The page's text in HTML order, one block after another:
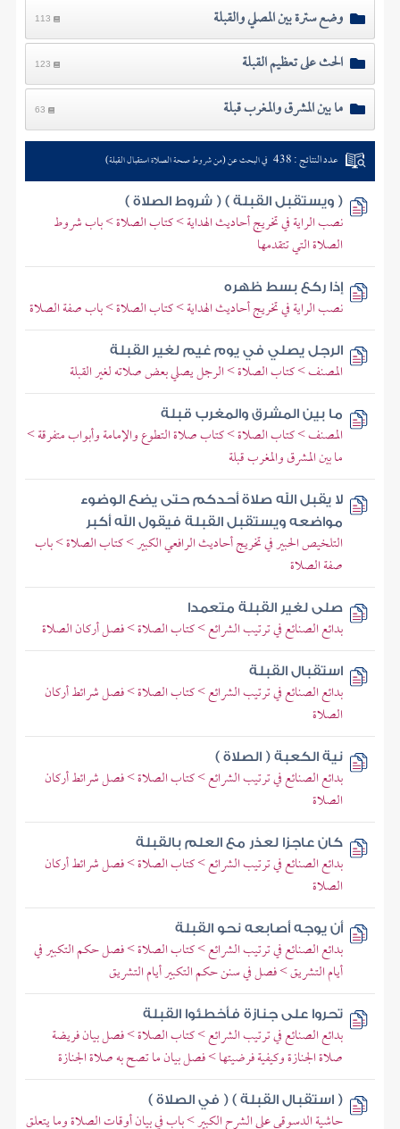
وضع سترة بين المصلي والقبلة 113
الحث على تعظيم القبلة 123
ما بين المشرق والمغرب قبلة 63
عدد النتائج : 438 في البحث عن (من شروط صحة الصلاة استقبال القبلة)
( ويستقبل القبلة ) ( شروط الصلاة )
نصب الراية في تخريج أحاديث الهداية > كتاب الصلاة > باب شروط
الصلاة التي تتقدمها
إذا ركع بسط ظهره
نصب الراية في تخريج أحاديث الهداية > كتاب الصلاة > باب صفة الصلاة
الرجل يصلي في يوم غيم لغير القبلة
المصنف > كتاب الصلاة > الرجل يصلي بعض صلاته لغير القبلة
ما بين المشرق والمغرب قبلة
المصنف > كتاب الصلاة > كتاب صلاة التطوع والإمامة وأبواب متفرقة >
ما بين المشرق والمغرب قبلة
لا يقبل الله صلاة أحدكم حتى يضع الوضوء
مواضعه ويستقبل القبلة فيقول الله أكبر
التلخيص الحبير في تخريج أحاديث الرافعي الكبير > كتاب الصلاة > باب
صفة الصلاة
صلى لغير القبلة متعمدا
بدائع الصنائع في ترتيب الشرائع > كتاب الصلاة > فصل أركان الصلاة
استقبال القبلة
بدائع الصنائع في ترتيب الشرائع > كتاب الصلاة > فصل شرائط أركان
الصلاة
نية الكعبة ( الصلاة )
بدائع الصنائع في ترتيب الشرائع > كتاب الصلاة > فصل شرائط أركان
الصلاة
كان عاجزا لعذر مع العلم بالقبلة
بدائع الصنائع في ترتيب الشرائع > كتاب الصلاة > فصل شرائط أركان
الصلاة
أن يوجه أصابعه نحو القبلة
بدائع الصنائع في ترتيب الشرائع > كتاب الصلاة > فصل حكم التكبير في
أيام التشريق > فصل في سنن حكم التكبير أيام التشريق
تحروا على جنازة فأخطئوا القبلة
بدائع الصنائع في ترتيب الشرائع > كتاب الصلاة > فصل بيان فريضة
صلاة الجنازة وكيفية فرضيتها > فصل بيان ما تصح به صلاة الجنازة
( استقبال القبلة ) ( في الصلاة )
حاشية الدسوقي على الشرح الكبير > باب في بيان أوقات الصلاة وما يتعلق